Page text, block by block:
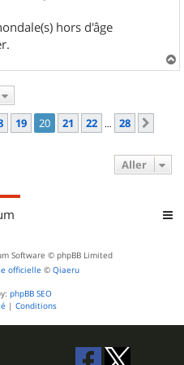
hors d'âge
a
19 20 21 22 … 28
Aller
Software © phpBB Limited
officielle © Qiaeru
phpBB SEO
| Conditions